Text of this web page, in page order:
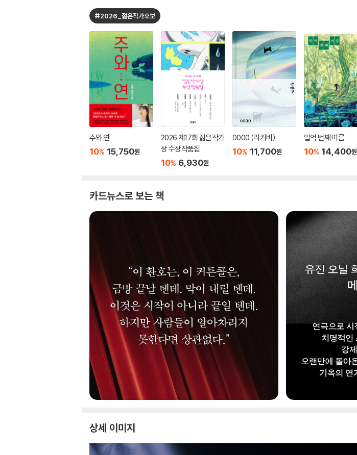
#2026_젊은작가후보
주와 연
10% 15,750원
2026 제17회 젊은작가
상 수상작품집
10% 6,930원
0000 (리커버)
10% 11,700원
일억 번째 여름
10% 14,400원
카드뉴스로 보는 책
상세 이미지